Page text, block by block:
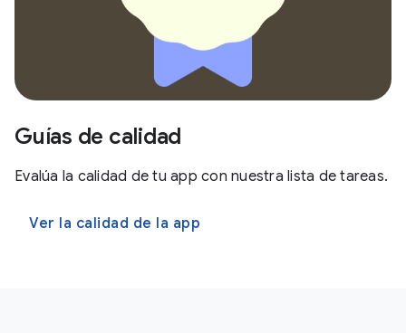
Guías de calidad
Evalúa la calidad de tu app con nuestra lista de tareas.
Ver la calidad de la app